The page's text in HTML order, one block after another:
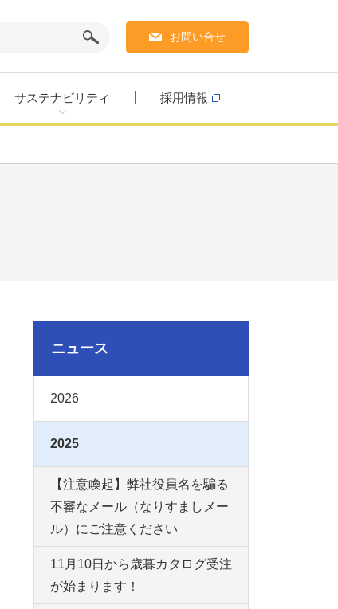
サステナビリティ 採用情報
お問い合せ
ニュース
2026
2025
【注意喚起】弊社役員名を騙る
不審なメール（なりすましメー
ル）にご注意ください
11月10日から歳暮カタログ受注
が始まります！